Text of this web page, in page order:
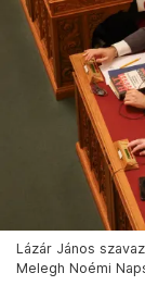
Lázár János
Melegh Noémi